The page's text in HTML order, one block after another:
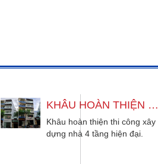
KHÂU HOÀN THIỆN THI CÔNG NHÀ 4 TẦNG HIỆN ĐẠI TẠI QUẬN 5
Khâu hoàn thiện thi công xây
dựng nhà 4 tầng hiện đại.